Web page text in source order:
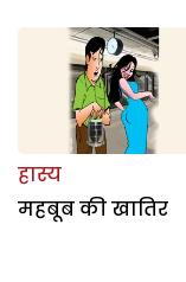
हास्य
महबूब की खातिर